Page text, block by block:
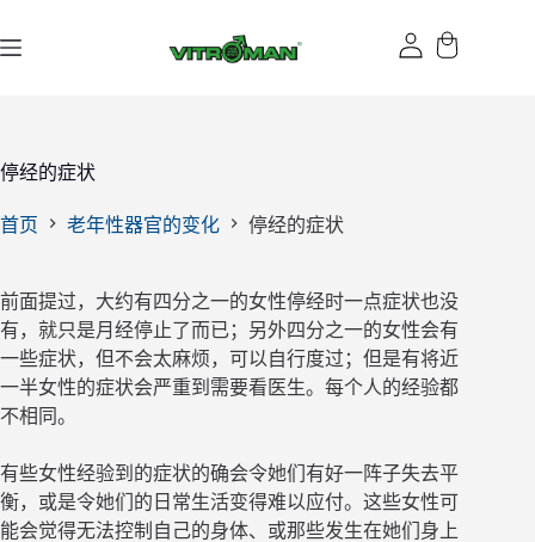
过
停经的症状
首页 老年性器官的变化 停经的症状
前面提过，大约有四分之一的女性停经时一点症状也没
有，就只是月经停止了而已；另外四分之一的女性会有
一些症状，但不会太麻烦，可以自行度过；但是有将近
一半女性的症状会严重到需要看医生。每个人的经验都
不相同。
有些女性经验到的症状的确会令她们有好一阵子失去平
衡，或是令她们的日常生活变得难以应付。这些女性可
能会觉得无法控制自己的身体、或那些发生在她们身上